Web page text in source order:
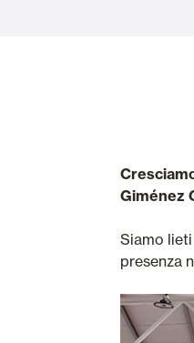
Giménez
Siamo
presenza